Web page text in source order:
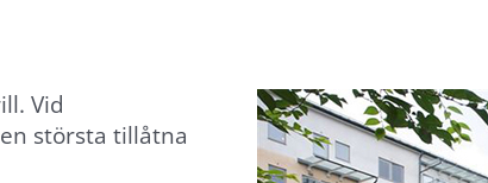
Vid
största tillåtna